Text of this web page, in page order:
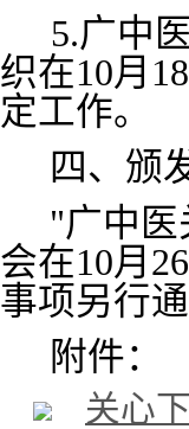
5.广中
织在10月
定工作。
四、颁
"广中
会在10月
事项另行
附件：
关心